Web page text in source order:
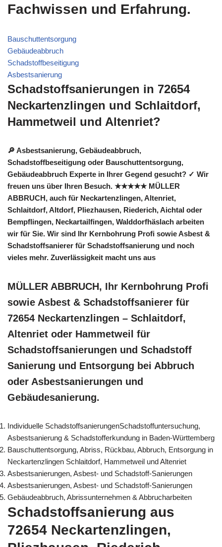
Fachwissen und Erfahrung.
Bauschuttentsorgung
Gebäudeabbruch
Schadstoffbeseitigung
Asbestsanierung
Schadstoffsanierungen in 72654
Neckartenzlingen und Schlaitdorf,
Hammetweil und Altenriet?
🔎 Asbestsanierung, Gebäudeabbruch,
Schadstoffbeseitigung oder Bauschuttentsorgung,
Gebäudeabbruch Experte in Ihrer Gegend gesucht? ✓ Wir
freuen uns über Ihren Besuch. ★★★★★ MÜLLER
ABBRUCH, auch für Neckartenzlingen, Altenriet,
Schlaitdorf, Altdorf, Pliezhausen, Riederich, Aichtal oder
Bempflingen, Neckartailfingen, Walddorfhäslach arbeiten
wir für Sie. Wir sind Ihr Kernbohrung Profi sowie Asbest &
Schadstoffsanierer für Schadstoffsanierung und noch
vieles mehr. Zuverlässigkeit macht uns aus
MÜLLER ABBRUCH, Ihr Kernbohrung Profi
sowie Asbest & Schadstoffsanierer für
72654 Neckartenzlingen – Schlaitdorf,
Altenriet oder Hammetweil für
Schadstoffsanierungen und Schadstoff
Sanierung und Entsorgung bei Abbruch
oder Asbestsanierungen und
Gebäudesanierung.
Individuelle SchadstoffsanierungenSchadstoffuntersuchung,
Asbestsanierung & Schadstofferkundung in Baden-Württemberg
Bauschuttentsorgung, Abriss, Rückbau, Abbruch, Entsorgung in
Neckartenzlingen Schlaitdorf, Hammetweil und Altenriet
Asbestsanierungen, Asbest- und Schadstoff-Sanierungen
Asbestsanierungen, Asbest- und Schadstoff-Sanierungen
Gebäudeabbruch, Abrissunternehmen & Abbrucharbeiten
Schadstoffsanierung aus
72654 Neckartenzlingen,